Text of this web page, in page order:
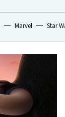
Marvel Star